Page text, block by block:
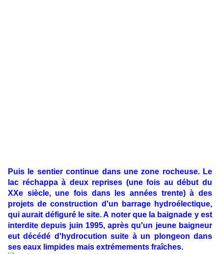
Puis le sentier continue dans une zone rocheuse. Le
lac réchappa à deux reprises (une fois au début du
XXe siècle, une fois dans les années trente) à des
projets de construction d'un barrage hydroélectique,
qui aurait défiguré le site. A noter que la baignade y est
interdite depuis juin 1995, après qu'un jeune baigneur
eut décédé d'hydrocution suite à un plongeon dans
ses eaux limpides mais extrémements fraîches.